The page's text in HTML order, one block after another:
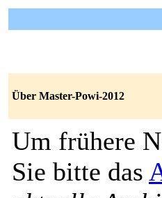
Über Master-Powi-2012
Um frühere
Sie bitte das